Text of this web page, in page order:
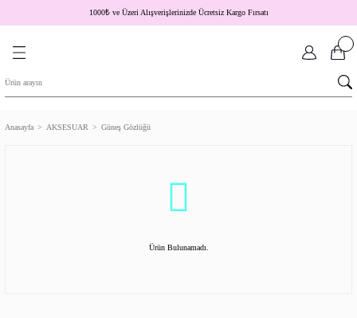
1000₺ve Üzeri Alışverişlerinizde Ücretsiz Kargo Fırsatı
Anasayfa AKSESUAR Güneş Gözlüğü
Ürün Bulunamadı.